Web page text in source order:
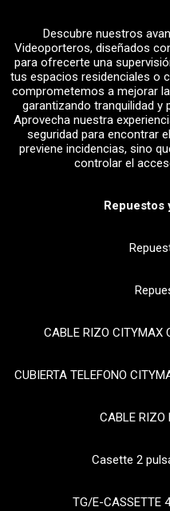
Descubre nuestros
Videoporteros, diseñados
para ofrecerte una
tus espacios residenciales o
comprometemos a mejorar
garantizando tranquilidad y
Aprovecha nuestra
seguridad para encontrar
previene incidencias, sino
controlar el
Repuestos
CABLE RIZO CITYMAX
CUBIERTA TELEFONO
CABLE
Casette 2
TG/E-CASSETTE